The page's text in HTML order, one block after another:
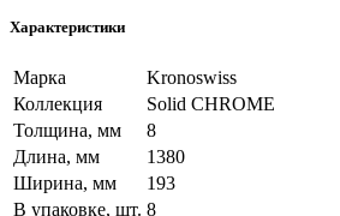
Характеристики
Марка
Kronoswiss
Коллекция
Solid CHROME
Толщина, мм
8
Длина, мм
1380
Ширина, мм
193
В упаковке, шт. 8